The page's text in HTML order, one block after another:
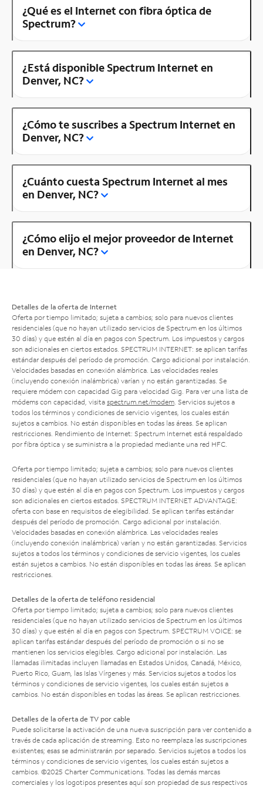
¿Qué es el Internet con fibra óptica de
Spectrum?
¿Está disponible Spectrum Internet en
Denver, NC?
¿Cómo te suscribes a Spectrum Internet en
Denver, NC?
¿Cuánto cuesta Spectrum Internet al mes
en Denver, NC?
¿Cómo elijo el mejor proveedor de Internet
en Denver, NC?
Detalles de la oferta de Internet
Oferta por tiempo limitado; sujeta a cambios; solo para nuevos clientes
residenciales (que no hayan utilizado servicios de Spectrum en los últimos
30 días) y que estén al día en pagos con Spectrum. Los impuestos y cargos
son adicionales en ciertos estados. SPECTRUM INTERNET: se aplican tarifas
estándar después del período de promoción. Cargo adicional por instalación.
Velocidades basadas en conexión alámbrica. Las velocidades reales
(incluyendo conexión inalámbrica) varían y no están garantizadas. Se
requiere módem con capacidad Gig para velocidad Gig. Para ver una lista de
módems con capacidad, visita spectrum.net/modem . Servicios sujetos a
todos los términos y condiciones de servicio vigentes, los cuales están
sujetos a cambios. No están disponibles en todas las áreas. Se aplican
restricciones. Rendimiento de Internet: Spectrum Internet está respaldado
por fibra óptica y se suministra a la propiedad mediante una red HFC.
Oferta por tiempo limitado; sujeta a cambios; solo para nuevos clientes
residenciales (que no hayan utilizado servicios de Spectrum en los últimos
30 días) y que estén al día en pagos con Spectrum. Los impuestos y cargos
son adicionales en ciertos estados. SPECTRUM INTERNET ADVANTAGE:
oferta con base en requisitos de elegibilidad. Se aplican tarifas estándar
después del período de promoción. Cargo adicional por instalación.
Velocidades basadas en conexión alámbrica. Las velocidades reales
(incluyendo conexión inalámbrica) varían y no están garantizadas. Servicios
sujetos a todos los términos y condiciones de servicio vigentes, los cuales
están sujetos a cambios. No están disponibles en todas las áreas. Se aplican
restricciones.
Detalles de la oferta de teléfono residencial
Oferta por tiempo limitado; sujeta a cambios; solo para nuevos clientes
residenciales (que no hayan utilizado servicios de Spectrum en los últimos
30 días) y que estén al día en pagos con Spectrum. SPECTRUM VOICE: se
aplican tarifas estándar después del período de promoción o si no se
mantienen los servicios elegibles. Cargo adicional por instalación. Las
llamadas ilimitadas incluyen llamadas en Estados Unidos, Canadá, México,
Puerto Rico, Guam, las Islas Vírgenes y más. Servicios sujetos a todos los
términos y condiciones de servicio vigentes, los cuales están sujetos a
cambios. No están disponibles en todas las áreas. Se aplican restricciones.
Detalles de la oferta de TV por cable
Puede solicitarse la activación de una nueva suscripción para ver contenido a
través de cada aplicación de streaming. Esto no reemplaza las suscripciones
existentes; esas se administrarán por separado. Servicios sujetos a todos los
términos y condiciones de servicio vigentes, los cuales están sujetos a
cambios. ©2025 Charter Communications. Todas las demás marcas
comerciales y los logotipos presentes aquí son propiedad de sus respectivos